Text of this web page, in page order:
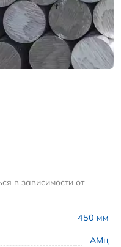
450 мм
АМц
в зависимости от